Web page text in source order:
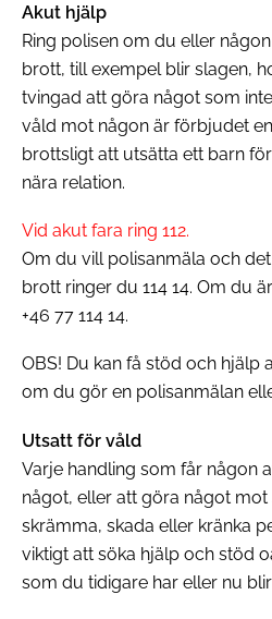
Akut hjälp
Ring polisen om du eller
brott, till exempel blir slagen,
tvingad att göra något som
våld mot någon är förbjudet
brottsligt att utsätta ett barn
nära relation.
Vid akut fara ring 112.
Om du vill polisanmäla och
brott ringer du 114 14. Om du
+46 77 114 14.
OBS! Du kan få stöd och hjälp
om du gör en polisanmälan
Utsatt för våld
Varje handling som får någon
något, eller att göra något
skrämma, skada eller kränka
viktigt att söka hjälp och stöd
som du tidigare har eller nu